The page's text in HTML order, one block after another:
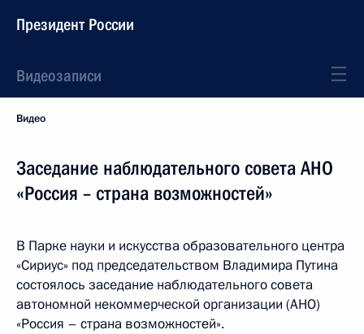
Президент России
Видеозаписи
Видео
Заседание наблюдательного совета АНО
«Россия – страна возможностей»
В Парке науки и искусства образовательного центра
«Сириус» под председательством Владимира Путина
состоялось заседание наблюдательного совета
автономной некоммерческой организации (АНО)
«Россия – страна возможностей».